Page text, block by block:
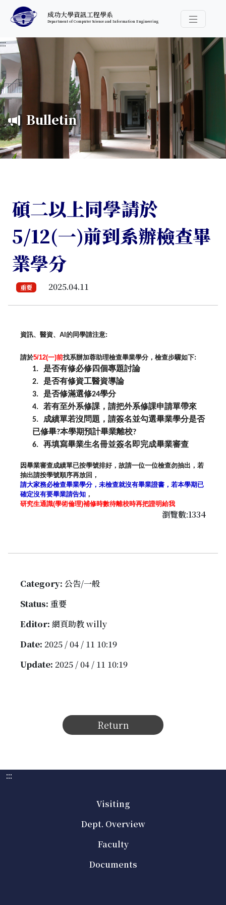
跳至中央內容區塊
成功大學資訊工程學系
Department of Computer Science and Information Engineering
導覽選
:::
Bulletin
碩二以上同學請於
5/12(一)前到系辦檢查畢
業學分
重要 2025.04.11
資訊、醫資、 AI 的同學請注意:
請於5/12(一)前找系辦加蓉助理檢查畢業學分，檢查步驟如下:
1. 是否有修必修四個專題討論
2. 是否有修資工醫資導論
3. 是否修滿選修24學分
4. 若有至外系修課，請把外系修課申請單帶來
5.
成績單若沒問題，請簽名並勾選畢業學分是否
已修畢?本學期預計畢業離校?
6.
再填寫畢業生名冊並簽名即完成畢業審查
因畢業審查成績單已按學號排好，故請一位一位檢查勿抽出， 若
抽出請按學號順序再放回，
請大家務必檢查畢業學分，未檢查就沒有畢業證書， 若本學期已
確定沒有要畢業請告知 ，
研究生通識(學術倫理)補修時數待離校時再把證明給我
瀏覽數:1334
Category: 公告/一般
Status: 重要
Editor: 網頁助教 willy
Date: 2025 / 04 / 11 10:19
Update: 2025 / 04 / 11 10:19
Return
:::
Visiting
Dept. Overview
Faculty
Documents